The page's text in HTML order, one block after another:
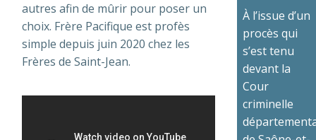
autres afin de mûrir pour poser un
choix. Frère Pacifique est profès
simple depuis juin 2020 chez les
Frères de Saint-Jean.
À l’issue d’un
procès qui
s’est tenu
devant la
Cour
criminelle